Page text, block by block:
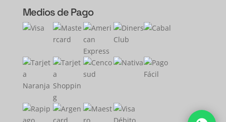
Medios de Pago